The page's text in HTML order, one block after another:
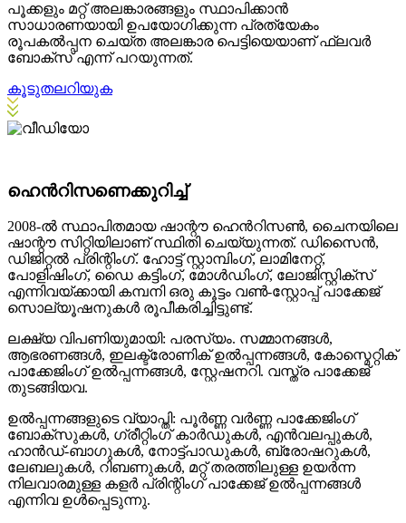
പൂക്കളും മറ്റ് അലങ്കാരങ്ങളും സ്ഥാപിക്കാൻ
സാധാരണയായി ഉപയോഗിക്കുന്ന പ്രത്യേകം
രൂപകൽപ്പന ചെയ്ത അലങ്കാര പെട്ടിയെയാണ് ഫ്ലവർ
ബോക്സ് എന്ന് പറയുന്നത്.
കൂടുതലറിയുക
ഹെൻറിസണെക്കുറിച്ച്
2008-ൽ സ്ഥാപിതമായ ഷാന്റൗ ഹെൻറിസൺ, ചൈനയിലെ
ഷാന്റൗ സിറ്റിയിലാണ് സ്ഥിതി ചെയ്യുന്നത്. ഡിസൈൻ,
ഡിജിറ്റൽ പ്രിന്റിംഗ്. ഹോട്ട് സ്റ്റാമ്പിംഗ്, ലാമിനേറ്റ്,
പോളിഷിംഗ്, ഡൈ കട്ടിംഗ്, മോൾഡിംഗ്, ലോജിസ്റ്റിക്സ്
എന്നിവയ്ക്കായി കമ്പനി ഒരു കൂട്ടം വൺ-സ്റ്റോപ്പ് പാക്കേജ്
സൊല്യൂഷനുകൾ രൂപീകരിച്ചിട്ടുണ്ട്.
ലക്ഷ്യ വിപണിയുമായി: പരസ്യം. സമ്മാനങ്ങൾ,
ആഭരണങ്ങൾ, ഇലക്ട്രോണിക് ഉൽപ്പന്നങ്ങൾ, കോസ്മെറ്റിക്
പാക്കേജിംഗ് ഉൽപ്പന്നങ്ങൾ, സ്റ്റേഷനറി. വസ്ത്ര പാക്കേജ്
തുടങ്ങിയവ.
ഉൽപ്പന്നങ്ങളുടെ വ്യാപ്തി: പൂർണ്ണ വർണ്ണ പാക്കേജിംഗ്
ബോക്സുകൾ, ഗ്രീറ്റിംഗ് കാർഡുകൾ, എൻവലപ്പുകൾ,
ഹാൻഡ്-ബാഗുകൾ, നോട്ട്പാഡുകൾ, ബ്രോഷറുകൾ,
ലേബലുകൾ, റിബണുകൾ, മറ്റ് തരത്തിലുള്ള ഉയർന്ന
നിലവാരമുള്ള കളർ പ്രിന്റിംഗ് പാക്കേജ് ഉൽപ്പന്നങ്ങൾ
എന്നിവ ഉൾപ്പെടുന്നു.